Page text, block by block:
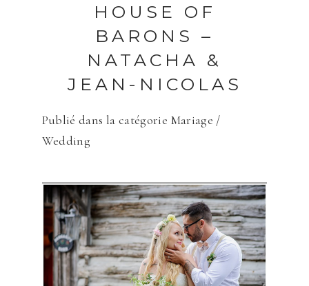
HOUSE OF
BARONS –
NATACHA &
JEAN-NICOLAS
Publié dans la catégorie Mariage /
Wedding